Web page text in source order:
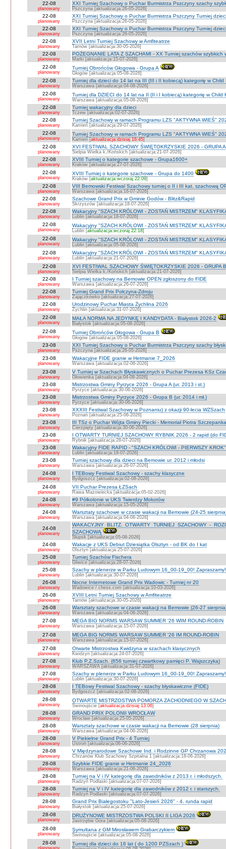
22-08
planowany
XXI Turniej Szachowy o Puchar Burmistrza Pszczyny szachy
Pszczyna [aktualizacja:26-05-2026]
22-08
planowany
XXI Turniej Szachowy o Puchar Burmistrza Pszczyny Turniej
Pszczyna [aktualizacja:26-05-2026]
22-08
planowany
XXI Turniej Szachowy o Puchar Burmistrza Pszczyny Turniej
Pszczyna [aktualizacja:26-05-2026]
22-08
planowany
XVII Letni Turniej Szachowy w Amfiteatrze
Tarnów [aktualizacja:30-05-2026]
22-08
planowany
POŻEGNANIE LATA Z SZACHAMI - XX Turniej szachów szybkich
Marki [aktualizacja:15-07-2026]
22-08
planowany
Turniej Obrońców Głogowa - Grupa A
Głogów [aktualizacja:05-08-2026]
22-08
planowany
Turniej dla dzieci do 14 lat na III (III i II kobiecą) kategorię w Child
Warszawa [aktualizacja:04-08-2026]
22-08
planowany
Turniej dla DZIECI do 14 lat na II (II i I kobiecą) kategorię w Child
Warszawa [aktualizacja:05-08-2026]
22-08
planowany
Turniej wakacyjny dla dzieci
Tczew [aktualizacja:02-07-2026]
22-08
planowany
Turniej Szachowy w ramach Programu LZS "AKTYWNA WIEŚ"
Kamień [aktualizacja:29-07-2026]
22-08
planowany
Turniej Szachowy w ramach Programu LZS "AKTYWNA WIEŚ"
Kamień [aktualizacja:dzisiaj 16:45]
22-08
planowany
XVI FESTIWAL SZACHOWY ŚWIĘTOKRZYSKIE 2026 - GRUPA
Sielpia Wielka k./Końskich [aktualizacja:21-07-2026]
22-08
planowany
XVIII Turniej o kategorie szachowe - Grupa1600+
Kraków [aktualizacja:27-07-2026]
22-08
planowany
XVIII Turniej o kategorie szachowe - Grupa do 1400
Kraków [aktualizacja:wczoraj 22:09]
22-08
planowany
VIII Bemowski Festiwal Szachowy turniej o II i III kat. szachową
Warszawa [aktualizacja:16-07-2026]
22-08
planowany
Szachowe Grand Prix w Gminie Godów - Blitz&Rapid
Skrzyszów [aktualizacja:18-07-2026]
22-08
planowany
Wakacyjny "SZACH KRÓLOWI - ZOSTAŃ MISTRZEM"
Lublin [aktualizacja:18-07-2026]
22-08
planowany
Wakacyjny "SZACH KRÓLOWI - ZOSTAŃ MISTRZEM"
Lublin [aktualizacja:wczoraj 22:18]
22-08
planowany
Wakacyjny "SZACH KRÓLOWI - ZOSTAŃ MISTRZEM"
Lublin [aktualizacja:05-08-2026]
22-08
planowany
Wakacyjny "SZACH KRÓLOWI - ZOSTAŃ MISTRZEM"
Lublin [aktualizacja:21-07-2026]
22-08
planowany
XVI FESTIWAL SZACHOWY ŚWIĘTOKRZYSKIE 2026 - GRUPA B
Sielpia Wielka k./Końskich [aktualizacja:21-07-2026]
22-08
planowany
I Turniej szachowy na Bemowie OPEN zgłoszony do FIDE
Warszawa [aktualizacja:26-07-2026]
22-08
planowany
Turniej Grand Prix Połczyna-Zdroju
Zajączkówko [aktualizacja:27-07-2026]
22-08
planowany
Urodzinowy Puchar Miasta Żychlina 2026
Żychlin [aktualizacja:31-07-2026]
22-08
planowany
MAŁA NORMA NA JEDYNKĘ I KANDYDATA - Białystok 2026-2
Białystok [aktualizacja:05-08-2026]
22-08
planowany
Turniej Obrońców Głogowa - Grupa B
Głogów [aktualizacja:05-08-2026]
23-08
planowany
XXI Turniej Szachowy o Puchar Burmistrza Pszczyny szachy
Pszczyna [aktualizacja:26-05-2026]
23-08
planowany
Wakacyjne FIDE granie w Hetmanie 7_2026
Warszawa [aktualizacja:02-06-2026]
23-08
planowany
V Turniej w Szachach Błyskawicznych o Puchar Prezesa KSz
Głowienka [aktualizacja:04-08-2026]
23-08
planowany
Mistrzostwa Gminy Pyrzyce 2026 - Grupa A (ur. 2013 i st.)
Pyrzyce [aktualizacja:30-06-2026]
23-08
planowany
Mistrzostwa Gminy Pyrzyce 2026 - Grupa B (ur. 2014 i mł.)
Pyrzyce [aktualizacja:30-06-2026]
23-08
planowany
XXXIII Festiwal Szachowy w Poznaniu) z okazji 90-lecia WZSzach
Poznań [aktualizacja:25-06-2026]
23-08
planowany
III TSz o Puchar Wójta Gminy Piecki - Memoriał Piotra
Cierzpięty [aktualizacja:30-06-2026]
23-08
planowany
I OTWARTY TURNIEJ SZACHOWY RYBNIK 2026 - 2 rapid (do
Rybnik [aktualizacja:28-07-2026]
23-08
planowany
Wakacyjny FIDE RAPID - "SZACH KRÓLOWI - PIERWSZY
Lublin [aktualizacja:18-07-2026]
23-08
planowany
Turniej szachowy dla dzieci na Bemowie ur. 2012 i młodsi
Warszawa [aktualizacja:26-07-2026]
24-08
planowany
I TEBowy Festiwal Szachowy - szachy klasyczne
Bydgoszcz [aktualizacja:02-08-2026]
24-08
planowany
VII Puchar Prezesa ŁZSach
Rawa Mazowiecka [aktualizacja:05-02-2026]
24-08
planowany
#9 Półkolonie w UKS Twierdzy Mokotów
Warszawa [aktualizacja:15-05-2026]
24-08
planowany
Warsztaty szachowe w czasie wakacji na Bemowie (24-25
Warszawa [aktualizacja:04-06-2026]
24-08
planowany
WAKACYJNY BLITZ. OTWARTY TURNIEJ SZACHOWY -
SZACHOWĄ
Słupsk [aktualizacja:05-08-2026]
24-08
planowany
Wakacje z UKS Debiut Dziesiątka Olsztyn - od BK do I kat
Olsztyn [aktualizacja:25-07-2026]
25-08
planowany
Turniej Szachów Fischera
Gliwice [aktualizacja:28-07-2026]
25-08
planowany
Szachy w plenerze w Parku Ludowym 16_00-19_00! Zapraszamy!
Lublin [aktualizacja:30-07-2026]
26-08
planowany
Nocne Internetowe Grand Prix Wadowic - Turniej nr 20
Wadowice / chess.com [aktualizacja:10-03-2026]
26-08
planowany
XVIII Letni Turniej Szachowy w Amfiteatrze
Tarnów [aktualizacja:30-05-2026]
26-08
planowany
Warsztaty szachowe w czasie wakacji na Bemowie (26-27
Warszawa [aktualizacja:04-06-2026]
27-08
planowany
MEGA BIG NORMS WARSAW SUMMER '26 WIM ROUND-ROBIN
Warszawa [aktualizacja:15-07-2026]
27-08
planowany
MEGA BIG NORMS WARSAW SUMMER '26 IM ROUND-ROBIN
Warszawa [aktualizacja:15-07-2026]
27-08
planowany
Otwarte Mistrzostwa Kwidzyna w szachach klasycznych
Kwidzyn [aktualizacja:24-07-2026]
27-08
planowany
Klub P.Z.Szach. (656 turniej czwartkowy pamięci P. Wajszczyka)
WARSZAWA [aktualizacja:31-07-2026]
27-08
planowany
Szachy w plenerze w Parku Ludowym 16_00-19_00! Zapraszamy!
Lublin [aktualizacja:30-07-2026]
28-08
planowany
I TEBowy Festiwal Szachowy - szachy błyskawiczne (FIDE)
Bydgoszcz [aktualizacja:02-08-2026]
28-08
planowany
OTWARTE MISTRZOSTWA POMORZA ZACHODNIEGO W
Świnoujście [aktualizacja:dzisiaj 13:06]
28-08
planowany
GRAND PRIX POLONII WROCŁAW
Wrocław [aktualizacja:25-05-2026]
28-08
planowany
Warsztaty szachowe w czasie wakacji na Bemowie (28 sierpnia)
Warszawa [aktualizacja:04-06-2026]
28-08
planowany
V Piekielne Grand Prix - 4 Turniej
Ustroń [aktualizacja:06-06-2026]
28-08
planowany
V Międzynarodowe Szachowe Ind. i Rodzinne GP Chrzanowa
Chrzanów Klub Szachowy Szpitalna 1 [aktualizacja:18-06-2026]
28-08
planowany
Szybkie FIDE granie w Hetmanie 24_2026
Warszawa [aktualizacja:21-06-2026]
28-08
planowany
Turniej na V i IV kategorię dla zawodników z 2013 r. i młodszych.
Radzyń Podlaski [aktualizacja:07-07-2026]
28-08
planowany
Turniej na V i IV kategorię dla zawodników z 2012 r. i starszych.
Radzyń Podlaski [aktualizacja:07-07-2026]
28-08
planowany
Grand Prix Białegostoku "Lato-Jesień 2026" - 4. runda rapid
Białystok [aktualizacja:25-07-2026]
28-08
planowany
DRUŻYNOWE MISTRZOSTWA POLSKI II LIGA 2026
Jastrzębie Góra [aktualizacja:05-08-2026]
28-08
planowany
Symultana z GM Mirosławem Grabarczykiem
Świnoujście [aktualizacja:05-08-2026]
28-08
planowany
Turniej dla dzieci do 16 lat ( do 1200 PZSzach )